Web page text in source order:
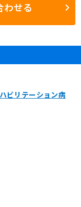
わせる
ビリテーション病